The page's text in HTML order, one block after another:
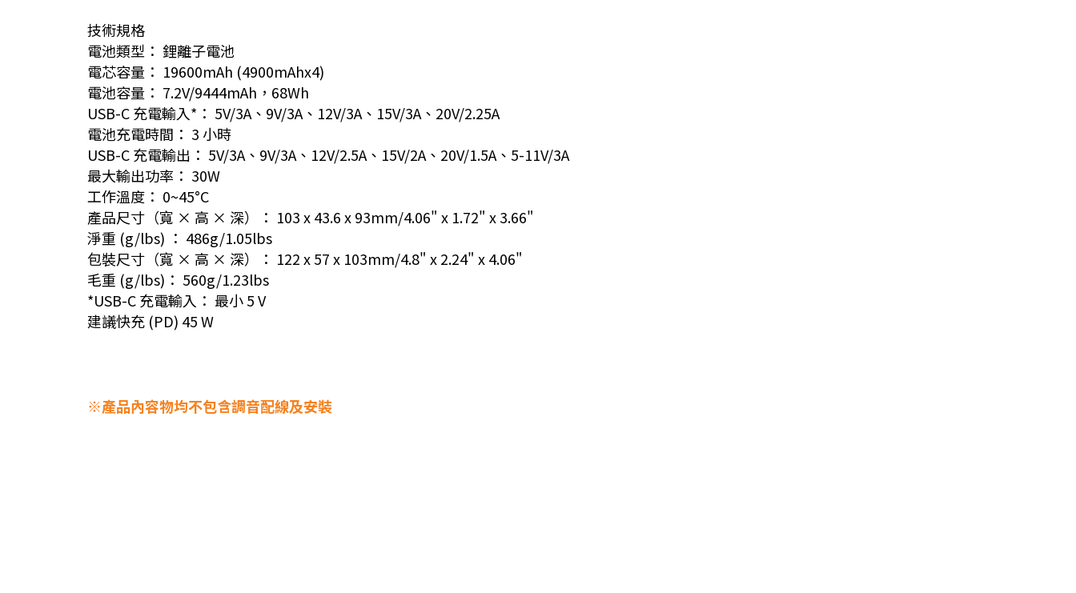
技術規格
電池類型： 鋰離子電池
電芯容量： 19600mAh (4900mAhx4)
電池容量： 7.2V/9444mAh，68Wh
USB-C 充電輸入*： 5V/3A、9V/3A、12V/3A、15V/3A、20V/2.25A
電池充電時間： 3 小時
USB-C 充電輸出： 5V/3A、9V/3A、12V/2.5A、15V/2A、20V/1.5A、5-11V/3A
最大輸出功率： 30W
工作溫度： 0~45°C
產品尺寸（寬 × 高 × 深）： 103 x 43.6 x 93mm/4.06" x 1.72" x 3.66"
淨重 (g/lbs) ： 486g/1.05lbs
包裝尺寸（寬 × 高 × 深）： 122 x 57 x 103mm/4.8" x 2.24" x 4.06"
毛重 (g/lbs)： 560g/1.23lbs
*USB-C 充電輸入： 最小 5 V
建議快充 (PD) 45 W
※產品內容物均不包含調音配線及安裝